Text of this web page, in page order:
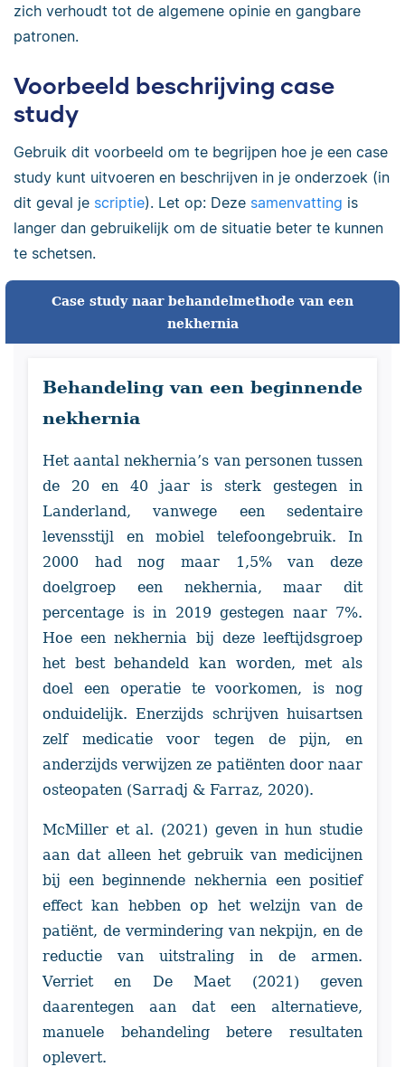
zich verhoudt tot de algemene opinie en gangbare
patronen.
Voorbeeld beschrijving case
study
Gebruik dit voorbeeld om te begrijpen hoe je een case
study kunt uitvoeren en beschrijven in je onderzoek (in
dit geval je scriptie). Let op: Deze samenvatting is
langer dan gebruikelijk om de situatie beter te kunnen
te schetsen.
Case study naar behandelmethode van een
nekhernia
Behandeling van een beginnende
nekhernia
Het aantal nekhernia’s van personen tussen
de 20 en 40 jaar is sterk gestegen in
Landerland, vanwege een sedentaire
levensstijl en mobiel telefoongebruik. In
2000 had nog maar 1,5% van deze
doelgroep een nekhernia, maar dit
percentage is in 2019 gestegen naar 7%.
Hoe een nekhernia bij deze leeftijdsgroep
het best behandeld kan worden, met als
doel een operatie te voorkomen, is nog
onduidelijk. Enerzijds schrijven huisartsen
zelf medicatie voor tegen de pijn, en
anderzijds verwijzen ze patiënten door naar
osteopaten (Sarradj & Farraz, 2020).
McMiller et al. (2021) geven in hun studie
aan dat alleen het gebruik van medicijnen
bij een beginnende nekhernia een positief
effect kan hebben op het welzijn van de
patiënt, de vermindering van nekpijn, en de
reductie van uitstraling in de armen.
Verriet en De Maet (2021) geven
daarentegen aan dat een alternatieve,
manuele behandeling betere resultaten
oplevert.